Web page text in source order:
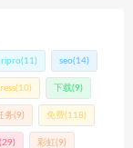
ripro(11) seo(14)
(10) 下载(9)
务(9) 免费(118)
(29) 彩虹(9)